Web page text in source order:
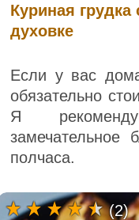
Куриная
духовке
Если у вас
обязательно
Я
замечательное
полчаса.
(2)